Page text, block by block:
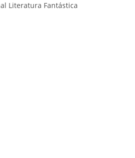
Literatura Fantástica